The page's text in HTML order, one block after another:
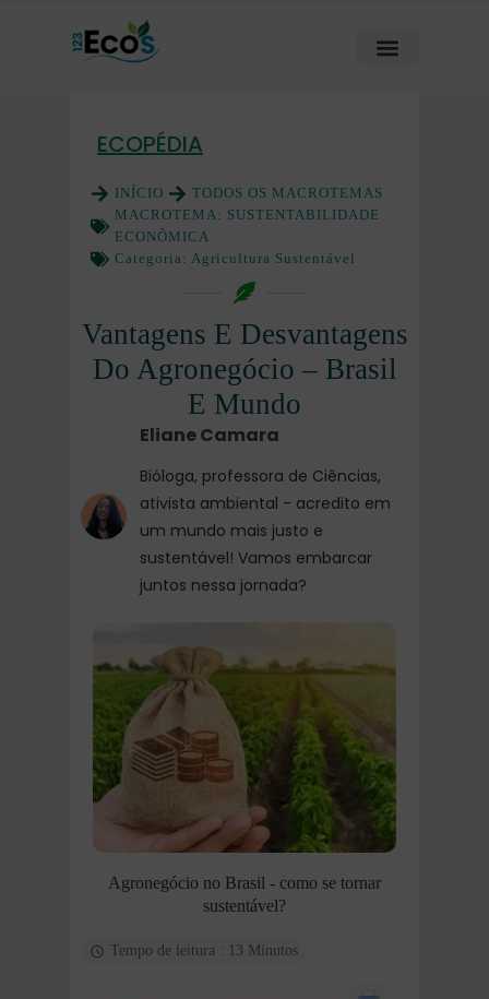
ECOPÉDIA
INÍCIO
TODOS OS MACROTEMAS
MACROTEMA: SUSTENTABILIDADE
ECONÔMICA
Categoria: Agricultura Sustentável
Vantagens E Desvantagens
Do Agronegócio – Brasil
E Mundo
Eliane Camara
Bióloga, professora de Ciências,
ativista ambiental - acredito em
um mundo mais justo e
sustentável! Vamos embarcar
juntos nessa jornada?
Agronegócio no Brasil - como se tornar
sustentável?
Tempo de leitura : 13 Minutos